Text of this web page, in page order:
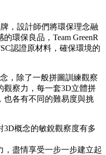
，設計師們將環保理念融
環保良品，Team GreenR
認證原材料，確保環境的
，除了一般拼圖訓練觀察
觀察力，每一套3D立體拼
也各有不同的難易度與挑
3D概念的敏銳觀察度有多
，盡情享受一步一步建立起